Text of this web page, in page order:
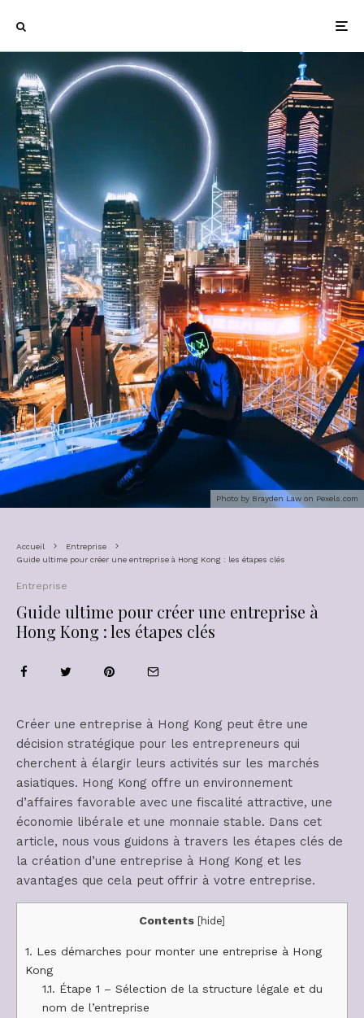
Photo by Brayden Law on Pexels.com
Accueil
Entreprise
Guide ultime pour créer une entreprise à Hong Kong : les étapes clés
Entreprise
Guide ultime pour créer une entreprise à
Hong Kong : les étapes clés
Créer une entreprise à Hong Kong peut être une
décision stratégique pour les entrepreneurs qui
cherchent à élargir leurs activités sur les marchés
asiatiques. Hong Kong offre un environnement
d’affaires favorable avec une fiscalité attractive, une
économie libérale et une monnaie stable. Dans cet
article, nous vous guidons à travers les étapes clés de
la création d’une entreprise à Hong Kong et les
avantages que cela peut offrir à votre entreprise.
Contents [hide]
1. Les démarches pour monter une entreprise à Hong
Kong
1.1. Étape 1 – Sélection de la structure légale et du
nom de l’entreprise